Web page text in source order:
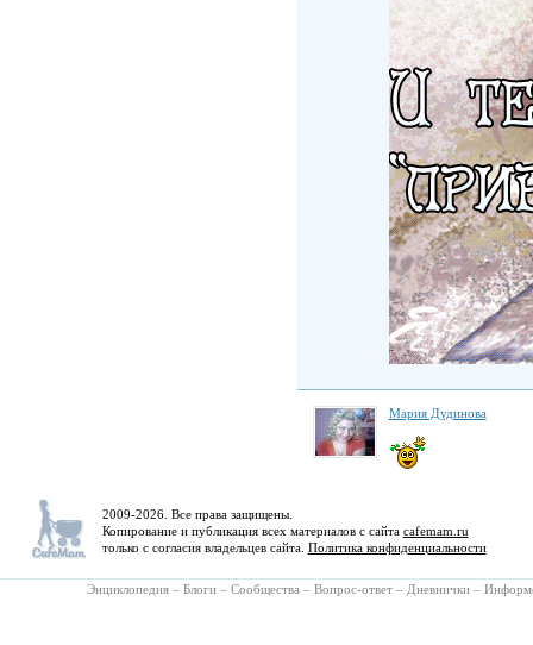
Мария Дудинова
2009-2026. Все права защищены.
Копирование и публикация всех материалов с сайта cafemam.ru
только с согласия владельцев сайта. Политика конфиденциальности
Энциклопедия – Блоги – Сообщества – Вопрос-ответ – Дневнички –